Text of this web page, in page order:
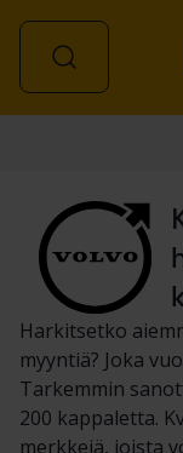
Harkitsetko
myyntiä? Joka
Tarkemmin
200 kappaletta.
merkkejä, joista